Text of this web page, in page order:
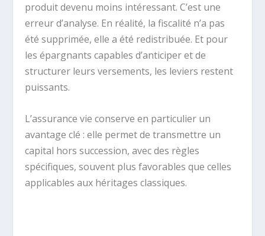
produit devenu moins intéressant. C’est une
erreur d’analyse. En réalité, la fiscalité n’a pas
été supprimée, elle a été redistribuée. Et pour
les épargnants capables d’anticiper et de
structurer leurs versements, les leviers restent
puissants.
L’assurance vie conserve en particulier un
avantage clé : elle permet de transmettre un
capital hors succession, avec des règles
spécifiques, souvent plus favorables que celles
applicables aux héritages classiques.